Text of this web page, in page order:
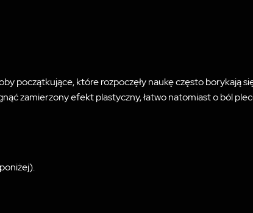
początkujące, które rozpoczęły naukę często borykają
zamierzony efekt plastyczny, łatwo natomiast o ból